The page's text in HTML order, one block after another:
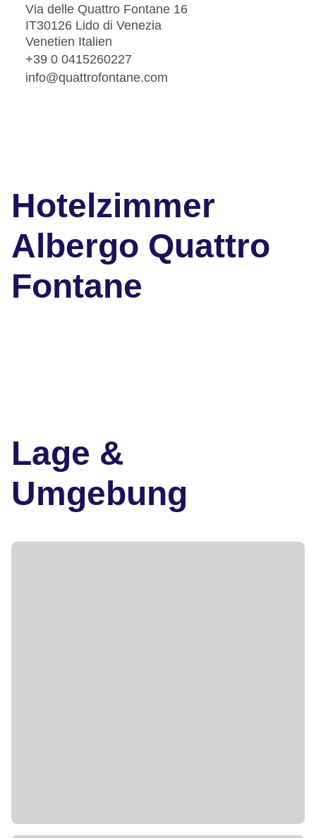
Via delle Quattro Fontane 16
IT30126 Lido di Venezia
Venetien Italien
+39 0 0415260227
info@quattrofontane.com
Hotelzimmer
Albergo Quattro
Fontane
Lage &
Umgebung